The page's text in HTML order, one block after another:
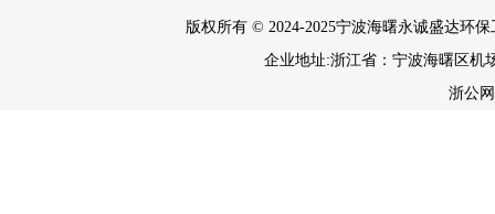
版权所有 © 2024-2025宁波海曙永诚盛达环
企业地址:浙江省：宁波海曙区机
浙公